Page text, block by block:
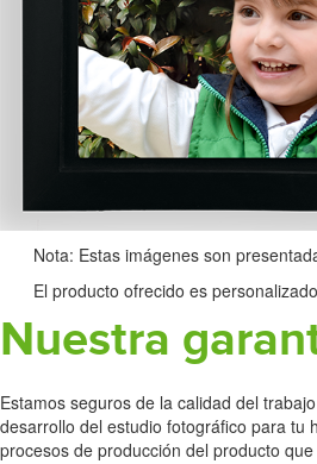
Nota: Estas imágenes son
El producto ofrecido es
Nuestra
Estamos seguros de la calidad del
desarrollo del estudio fotográfico para tu
procesos de producción del producto